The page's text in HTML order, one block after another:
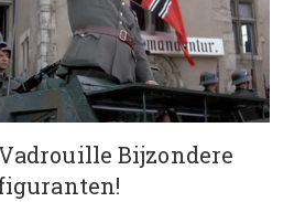
Bijzondere